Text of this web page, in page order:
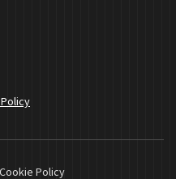
Cookie Policy